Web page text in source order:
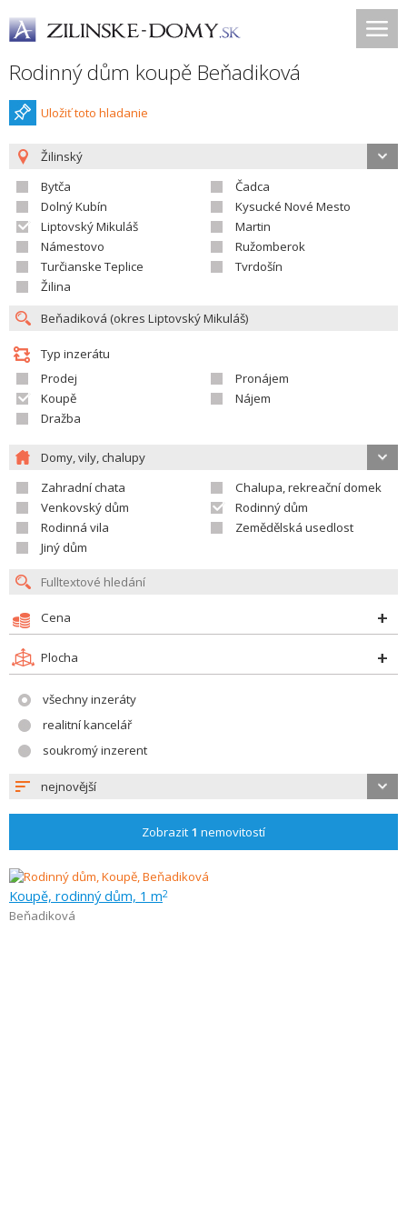
Rodinný dům koupě Beňadiková
Uložiť toto hladanie
Žilinský
Bytča
Čadca
Dolný Kubín
Kysucké Nové Mesto
Liptovský Mikuláš
Martin
Námestovo
Ružomberok
Turčianske Teplice
Tvrdošín
Žilina
Typ inzerátu
Prodej
Pronájem
Koupě
Nájem
Dražba
Domy, vily, chalupy
Zahradní chata
Chalupa, rekreační domek
Venkovský dům
Rodinný dům
Rodinná vila
Zemědělská usedlost
Jiný dům
Cena
Plocha
všechny inzeráty
realitní kancelář
soukromý inzerent
nejnovější
Zobrazit 1 nemovitostí
Koupě, rodinný dům, 1 m2
Beňadiková